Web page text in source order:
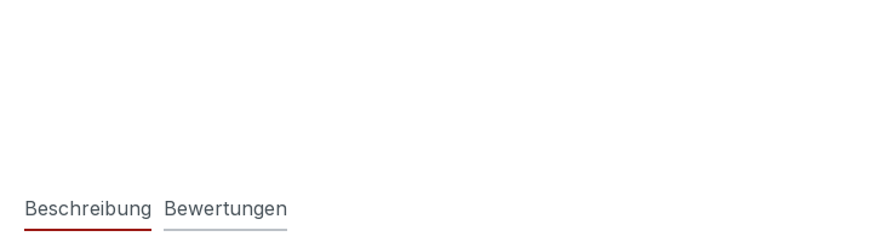
Beschreibung Bewertungen